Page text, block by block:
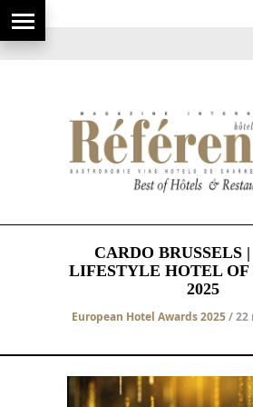
CARDO BRUSSELS
LIFESTYLE HOTEL OF
2025
European Hotel Awards 2025/ 22